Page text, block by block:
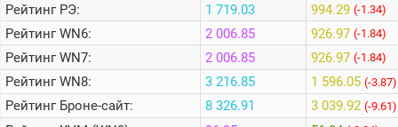
Теlegram
ВК
Портал
Мира
РейтингРЭ:
РейтингWN6:
РейтингWN7:
РейтингWN8:
РейтингБроне-сайт:
1 719.03
2 006.85
2 006.85
3 216.85
8 326.91
994.29 (-1.34)
926.97 (-1.84)
926.97 (-1.84)
1 596.05 (-3.87)
3 039.92 (-9.61)